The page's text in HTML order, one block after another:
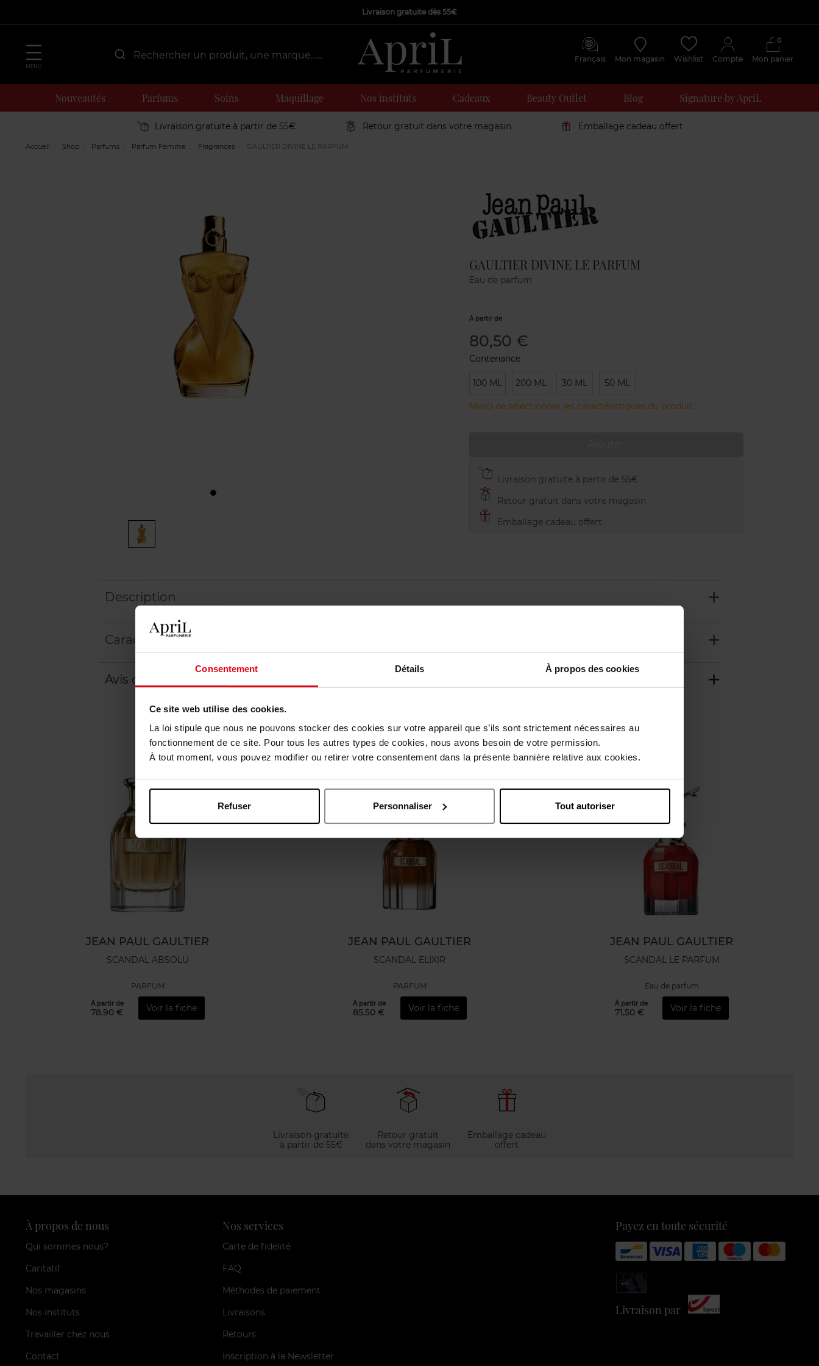
Consentement Détails À propos des cookies
Ce site web utilise des cookies.
La loi stipule que nous ne pouvons stocker des cookies sur votre appareil que s’ils sont strictement nécessaires au
fonctionnement de ce site. Pour tous les autres types de cookies, nous avons besoin de votre permission.
À tout moment, vous pouvez modifier ou retirer votre consentement dans la présente bannière relative aux cookies.
Refuser Personnaliser Tout autoriser
Livraison gratuite dès 55€
MENU
Français Mon magasin Wishlist Compte Mon panier
0
Nouveautés Parfums Soins Maquillage Nos instituts Cadeaux Beauty Outlet Blog Signature by ApriL
Livraison gratuite à partir de 55€ Retour gratuit dans votre magasin Emballage cadeau offert
Accueil Shop Parfums Parfum Femme Fragrances GAULTIER DIVINE LE PARFUM
GAULTIER DIVINE LE PARFUM
Eau de parfum
À partir de
80,50 €
Contenance
100 ML 200 ML 30 ML 50 ML
Merci de sélectionner les caractéristiques du produit.
Livraison gratuite à partir de 55€
Retour gratuit dans votre magasin
Emballage cadeau offert
Description
Caractéristiques
Avis client
Vous aimerez peut-être
JEAN PAUL GAULTIER
SCANDAL ABSOLU
PARFUM
À partir de
78,90 € Voir la fiche
JEAN PAUL GAULTIER
SCANDAL ELIXIR
PARFUM
À partir de
85,50 € Voir la fiche
JEAN PAUL GAULTIER
SCANDAL LE PARFUM
Eau de parfum
À partir de
71,50 € Voir la fiche
Livraison gratuite
à partir de 55€
Retour gratuit
dans votre magasin
Emballage cadeau
offert
À propos de nous
Qui sommes nous?
Caritatif
Nos magasins
Nos instituts
Travailler chez nous
Contact
Nos services
Carte de fidélité
FAQ
Méthodes de paiement
Livraisons
Retours
Inscription à la Newsletter
Payez en toute sécurité
Livraison par